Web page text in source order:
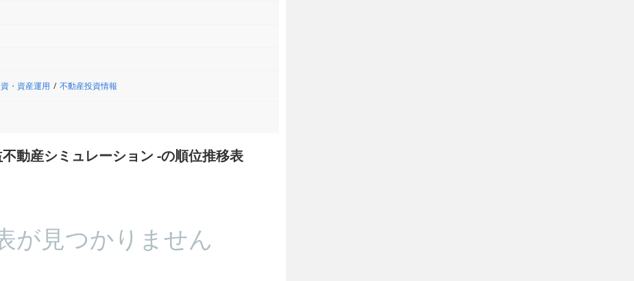
・資産運用 不動産投資情報
動産シミュレーション -の順位推移表
が見つかりません